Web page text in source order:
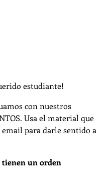
estudiante!
con nuestros
Usa el material que
email para darle sentido a
tienen un orden